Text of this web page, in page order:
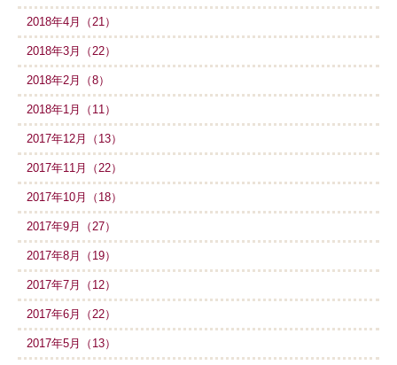
2018年4月（21）
2018年3月（22）
2018年2月（8）
2018年1月（11）
2017年12月（13）
2017年11月（22）
2017年10月（18）
2017年9月（27）
2017年8月（19）
2017年7月（12）
2017年6月（22）
2017年5月（13）